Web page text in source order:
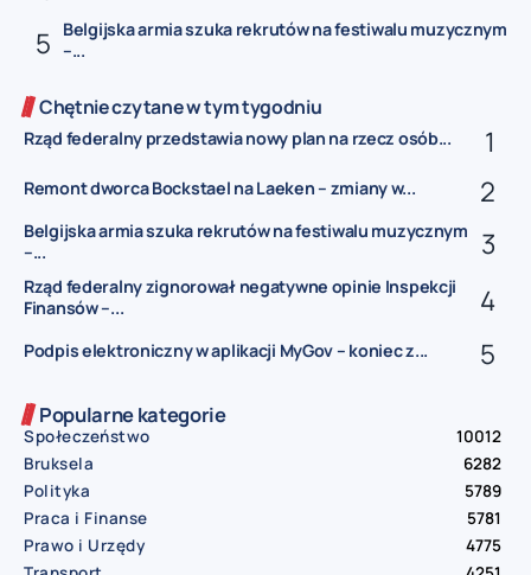
Belgijska armia szuka rekrutów na festiwalu muzycznym
–...
Chętnie czytane w tym tygodniu
Rząd federalny przedstawia nowy plan na rzecz osób...
Remont dworca Bockstael na Laeken – zmiany w...
Belgijska armia szuka rekrutów na festiwalu muzycznym
–...
Rząd federalny zignorował negatywne opinie Inspekcji
Finansów –...
Podpis elektroniczny w aplikacji MyGov – koniec z...
Popularne kategorie
Społeczeństwo
10012
Bruksela
6282
Polityka
5789
Praca i Finanse
5781
Prawo i Urzędy
4775